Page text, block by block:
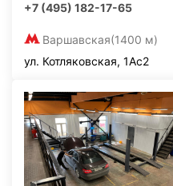
+7 (495) 182-17-65
Варшавская(1400 м)
ул. Котляковская, 1Ас2